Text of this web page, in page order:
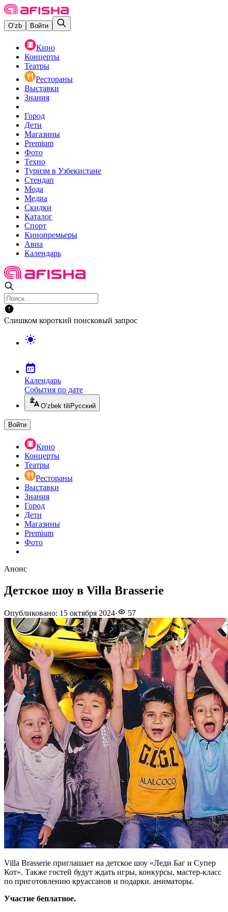
O‘zb Войти
Кино
Концерты
Театры
Рестораны
Выставки
Знания
Город
Дети
Магазины
Premium
Фото
Техно
Туризм в Узбекистане
Стендап
Мода
Медиа
Скидки
Каталог
Спорт
Кинопремьеры
Авиа
Календарь
Слишком короткий поисковый запрос
Календарь
События по дате
O’zbek tili Русский
Войти
Кино
Концерты
Театры
Рестораны
Выставки
Знания
Город
Дети
Магазины
Premium
Фото
Анонс
Детское шоу в Villa Brasserie
Опубликовано: 15 октября 2024· 57
Villa Brasserie приглашает на детское шоу «Леди Баг и Супер
Кот». Также гостей будут ждать игры, конкурсы, мастер-класс
по приготовлению круассанов и подарки. аниматоры.
Участие беплатное.